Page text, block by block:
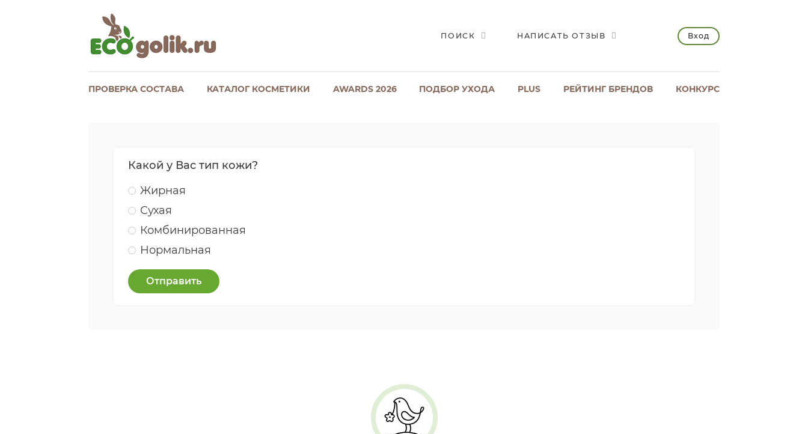
ПОИСК НАПИСАТЬ ОТЗЫВ Вход
ПРОВЕРКА СОСТАВА КАТАЛОГ КОСМЕТИКИ AWARDS 2026 ПОДБОР УХОДА PLUS РЕЙТИНГ БРЕНДОВ КОНКУРС
Какой у Вас тип кожи?
Жирная
Сухая
Комбинированная
Нормальная
Отправить